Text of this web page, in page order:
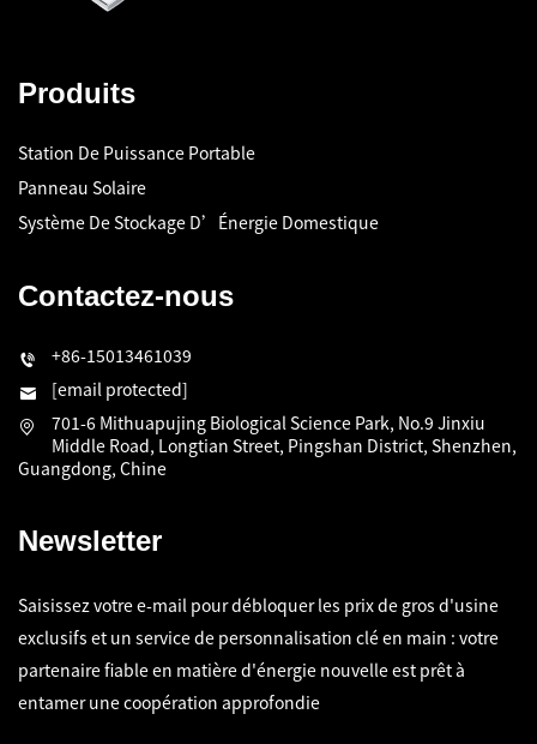
Produits
Station De Puissance Portable
Panneau Solaire
Système De Stockage D’Énergie Domestique
Contactez-nous
+86-15013461039
[email protected]
701-6 Mithuapujing Biological Science Park, No.9 Jinxiu
Middle Road, Longtian Street, Pingshan District, Shenzhen,
Guangdong, Chine
Newsletter
Saisissez votre e-mail pour débloquer les prix de gros d'usine
exclusifs et un service de personnalisation clé en main : votre
partenaire fiable en matière d'énergie nouvelle est prêt à
entamer une coopération approfondie